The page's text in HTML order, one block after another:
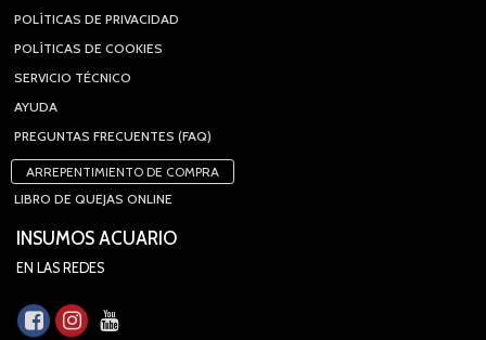
POLÍTICAS DE PRIVACIDAD
POLÍTICAS DE COOKIES
SERVICIO TÉCNICO
AYUDA
PREGUNTAS FRECUENTES (FAQ)
ARREPENTIMIENTO DE COMPRA
LIBRO DE QUEJAS ONLINE
INSUMOS ACUARIO
EN LAS REDES